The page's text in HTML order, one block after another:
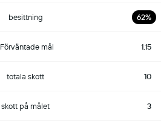
besittning 62%
Förväntade mål 1.15
totala skott 10
skott på målet 3